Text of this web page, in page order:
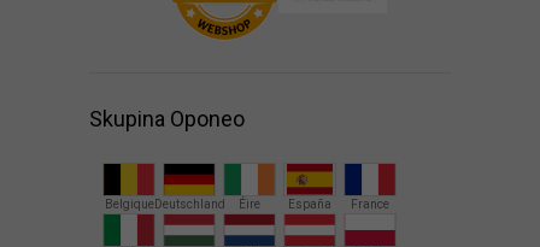
Skupina Oponeo
BelgiqueDeutschland Éire España France